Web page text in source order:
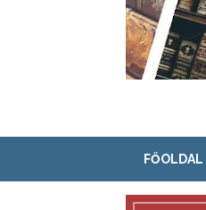
FŐOLDAL